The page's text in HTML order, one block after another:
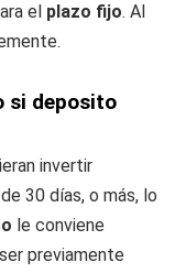
el plazo fijo. Al
si deposito
invertir
de 30 días, o más, lo
le conviene
previamente